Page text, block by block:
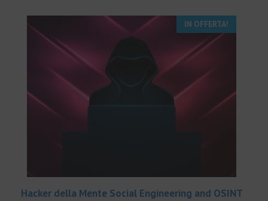
IN OFFERTA!
Hacker della Mente Social Engineering and OSINT